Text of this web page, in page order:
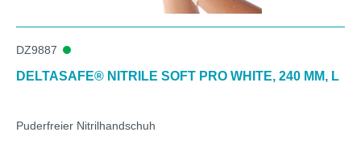
DZ9887
DELTASAFE® NITRILE SOFT PRO WHITE, 240 MM, L
Puderfreier Nitrilhandschuh